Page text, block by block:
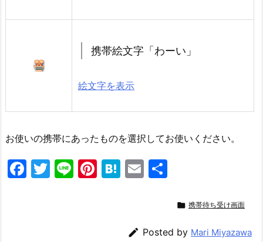
携帯絵文字「わーい」
絵文字を表示
お使いの携帯にあったものを選択してお使いください。
F
T
Li Pi H
E
l
 携帯待ち受け画面
 Posted by Mari Miyazawa